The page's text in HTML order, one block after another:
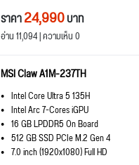
ราคา24,990บาท
อ่าน 11,094 | ความเห็น 0
MSI Claw A1M-237TH
Intel Core Ultra 5 135H
Intel Arc 7-Cores iGPU
16 GB LPDDR5 On Board
512 GB SSD PCIe M.2 Gen 4
7.0 inch (1920x1080) Full HD